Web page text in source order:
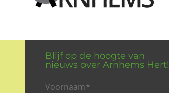
Blijf op de hoogte van
nieuws over Arnhems Hert!
Voornaam*